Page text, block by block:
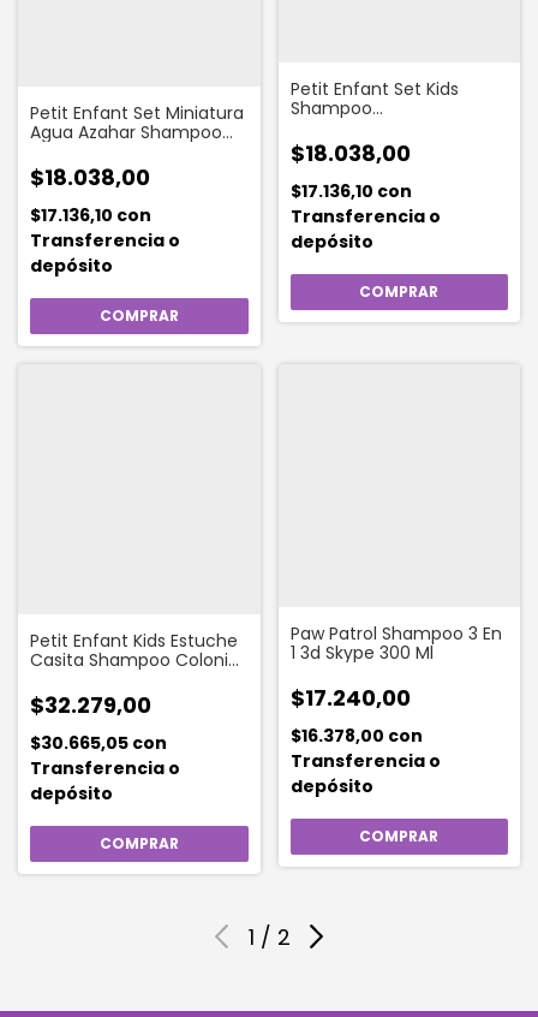
Petit Enfant Set Miniatura
Agua Azahar Shampoo
$18.038,00
$17.136,10 con
Transferencia o
depósito
Petit Enfant Set Kids
Shampoo
Jabón
$18.038,00
$17.136,10 con
Transferencia o
depósito
Petit Enfant Kids Estuche
Casita Shampoo Colonia
$32.279,00
$30.665,05 con
Transferencia o
depósito
Paw Patrol Shampoo 3 En
1 3d Skype 300 Ml
$17.240,00
$16.378,00 con
Transferencia o
depósito
1 / 2